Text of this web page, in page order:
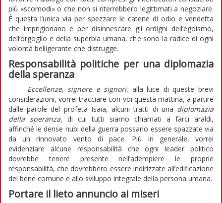
più «scomodi» o che non si riterrebbero legittimati a negoziare.
È questa l’unica via per spezzare le catene di odio e vendetta
che imprigionano e per disinnescare gli ordigni dell’egoismo,
dell’orgoglio e della superbia umana, che sono la radice di ogni
volontà belligerante che distrugge.
Responsabilità politiche per una diplomazia
della speranza
Eccellenze, signore e signori, alla luce di queste brevi
considerazioni, vorrei tracciare con voi questa mattina, a partire
dalle parole del profeta Isaia, alcuni tratti di una diplomazia
della speranza, di cui tutti siamo chiamati a farci araldi,
affinché le dense nubi della guerra possano essere spazzate via
da un rinnovato vento di pace. Più in generale, vorrei
evidenziare alcune responsabilità che ogni leader politico
dovrebbe tenere presente nell’adempiere le proprie
responsabilità, che dovrebbero essere indirizzate all’edificazione
del bene comune e allo sviluppo integrale della persona umana.
Portare il lieto annuncio ai miseri